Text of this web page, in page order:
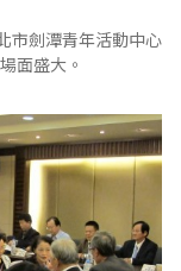
市劍潭青年活動中心
面盛大。